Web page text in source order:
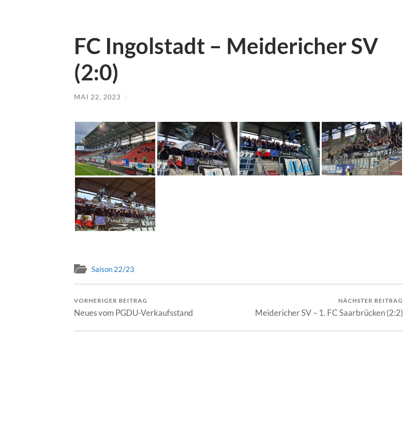
FC Ingolstadt – Meidericher SV
(2:0)
MAI 22, 2023 /
Saison 22/23
VORHERIGER BEITRAG
Neues vom PGDU-Verkaufsstand
NÄCHSTER BEITRAG
Meidericher SV – 1. FC Saarbrücken (2:2)